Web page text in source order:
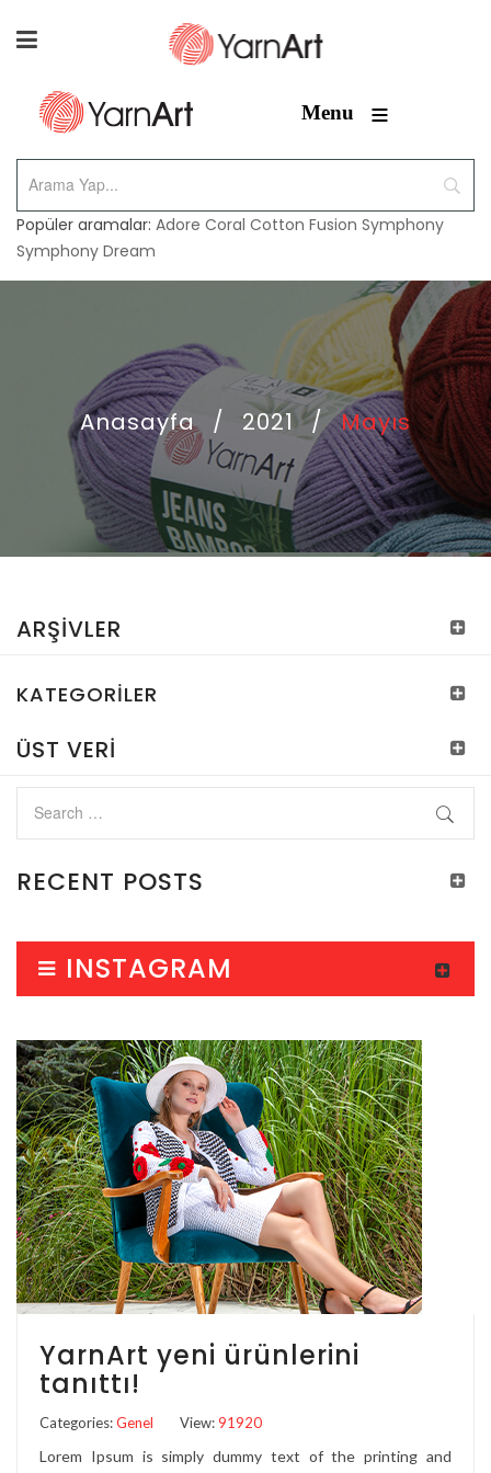
Menu ≡
Popüler aramalar: Adore Coral Cotton Fusion Symphony
Symphony Dream
Anasayfa / 2021 / Mayıs
ARŞIVLER
KATEGORILER
ÜST VERI
RECENT POSTS
INSTAGRAM
YarnArt yeni ürünlerini
tanıttı!
Categories:Genel View:91920
Lorem Ipsum is simply dummy text of the printing and